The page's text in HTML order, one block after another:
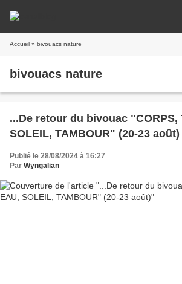
Accueil » bivouacs nature
bivouacs nature
...De retour du bivouac "CORPS,
SOLEIL, TAMBOUR" (20-23 août)
Publié le 28/08/2024 à 16:27
Par Wyngalian